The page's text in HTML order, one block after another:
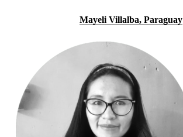
Mayeli Villalba, Paraguay